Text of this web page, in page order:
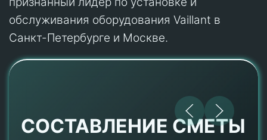
обслуживания оборудования Vaillant в
Санкт-Петербурге и Москве.
СОСТАВЛЕНИЕ СМЕТЫ